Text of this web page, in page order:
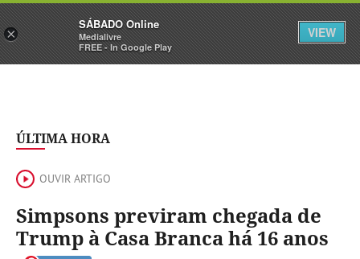
Sábado Assine Iniciar Sessão
ÚLTIMA HORA
OUVIR ARTIGO
Simpsons previram chegada de
Trump à Casa Branca há 16 anos
×
SÁBADO Online
Medialivre
FREE - In Google Play
VIEW